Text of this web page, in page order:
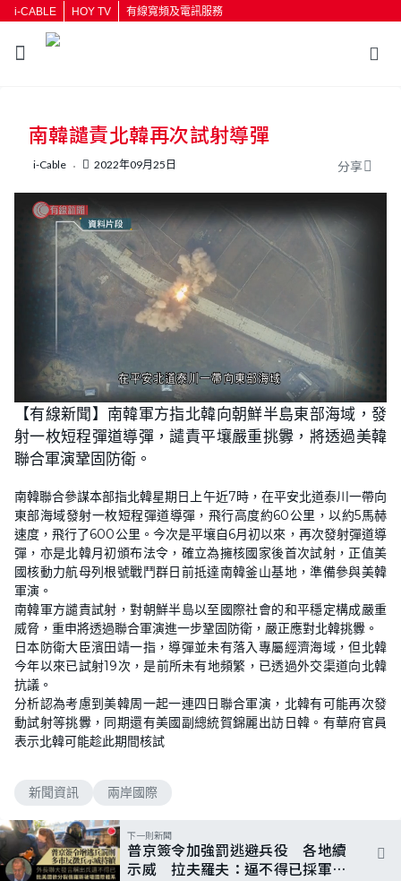
i-CABLE HOY TV 有線寬頻及電訊服務
按輸入鍵開始搜尋
南韓譴責北韓再次試射導彈
i-Cable 2022年09月25日 分享
U
n
m
t
e
L
o
a
d
d
5
2
%
【有線新聞】南韓軍方指北韓向朝鮮半島東部海域，發
射一枚短程彈道導彈，譴責平壤嚴重挑釁，將透過美韓
聯合軍演鞏固防衛。
南韓聯合參謀本部指北韓星期日上午近7時，在平安北道泰川一帶向
東部海域發射一枚短程彈道導彈，飛行高度約60公里，以約5馬赫
速度，飛行了600公里。今次是平壤自6月初以來，再次發射彈道導
彈，亦是北韓月初頒布法令，確立為擁核國家後首次試射，正值美
國核動力航母列根號戰鬥群日前抵達南韓釜山基地，準備參與美韓
軍演。
南韓軍方譴責試射，對朝鮮半島以至國際社會的和平穩定構成嚴重
威脅，重申將透過聯合軍演進一步鞏固防衛，嚴正應對北韓挑釁。
日本防衛大臣濱田靖一指，導彈並未有落入專屬經濟海域，但北韓
今年以來已試射19次，是前所未有地頻繁，已透過外交渠道向北韓
抗議。
分析認為考慮到美韓周一起一連四日聯合軍演，北韓有可能再次發
動試射等挑釁，同期還有美國副總統賀錦麗出訪日韓。有華府官員
表示北韓可能趁此期間核試
新聞資訊 兩岸國際
下一則新聞
普京簽令加強罰逃避兵役 各地續
示威 拉夫羅夫：逼不得已採軍事